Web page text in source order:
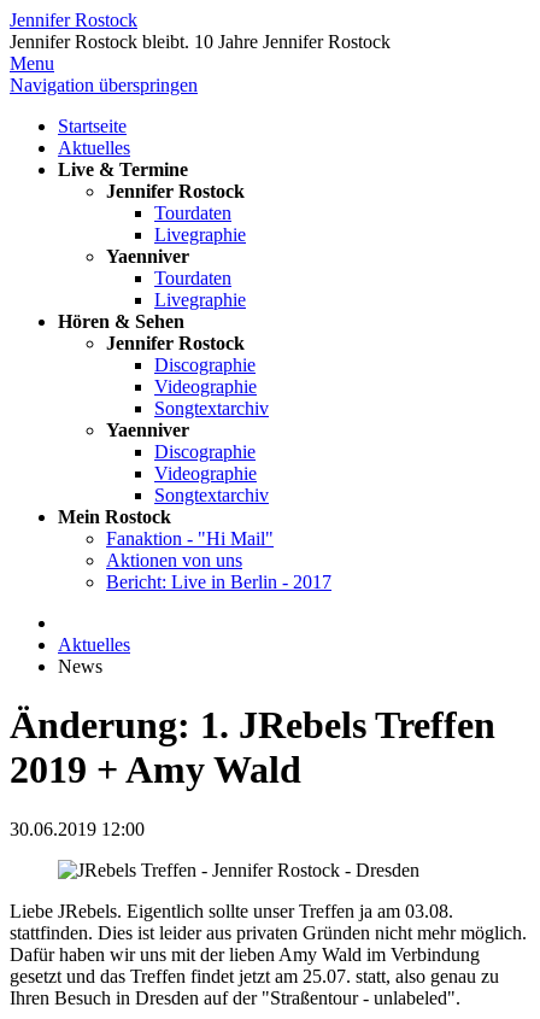
Jennifer Rostock
Jennifer Rostock bleibt. 10 Jahre Jennifer Rostock
Menu
Navigation überspringen
Startseite
Aktuelles
Live & Termine
Jennifer Rostock
Tourdaten
Livegraphie
Yaenniver
Tourdaten
Livegraphie
Hören & Sehen
Jennifer Rostock
Discographie
Videographie
Songtextarchiv
Yaenniver
Discographie
Videographie
Songtextarchiv
Mein Rostock
Fanaktion - "Hi Mail"
Aktionen von uns
Bericht: Live in Berlin - 2017
Aktuelles
News
Änderung: 1. JRebels Treffen
2019 + Amy Wald
30.06.2019 12:00
Liebe JRebels. Eigentlich sollte unser Treffen ja am 03.08.
stattfinden. Dies ist leider aus privaten Gründen nicht mehr möglich.
Dafür haben wir uns mit der lieben Amy Wald im Verbindung
gesetzt und das Treffen findet jetzt am 25.07. statt, also genau zu
Ihren Besuch in Dresden auf der "Straßentour - unlabeled".